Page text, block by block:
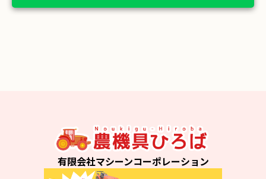
有限会社マシーンコーポレーション